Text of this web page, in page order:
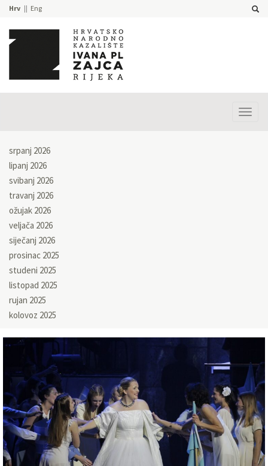
Hrv Eng
srpanj 2026
lipanj 2026
svibanj 2026
travanj 2026
ožujak 2026
veljača 2026
siječanj 2026
prosinac 2025
studeni 2025
listopad 2025
rujan 2025
kolovoz 2025